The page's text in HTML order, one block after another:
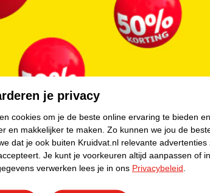
je privacy
cookies om je de beste online ervaring te bieden
en makkelijker te maken. Zo kunnen we jou de
dat je ook buiten Kruidvat.nl relevante advertenties
Je kunt je voorkeuren altijd aanpassen of
verwerken lees je in ons Privacybeleid